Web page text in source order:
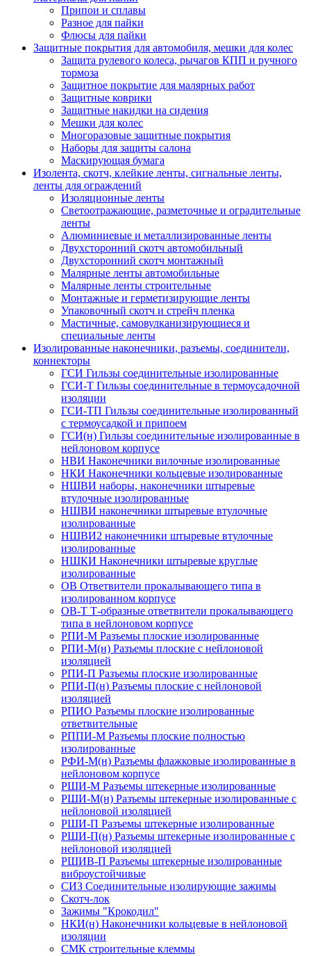
Припои и сплавы
Разное для пайки
Флюсы для пайки
Защитные покрытия для автомобиля, мешки для колес
Защита рулевого колеса, рычагов КПП и ручного
тормоза
Защитное покрытие для малярных работ
Защитные коврики
Защитные накидки на сидения
Мешки для колес
Многоразовые защитные покрытия
Наборы для защиты салона
Маскирующая бумага
Изолента, скотч, клейкие ленты, сигнальные ленты,
ленты для ограждений
Изоляционные ленты
Светоотражающие, разметочные и оградительные
ленты
Алюминиевые и металлизированные ленты
Двухсторонний скотч автомобильный
Двухсторонний скотч монтажный
Малярные ленты автомобильные
Малярные ленты строительные
Монтажные и герметизирующие ленты
Упаковочный скотч и стрейч пленка
Мастичные, самовулканизирующиеся и
специальные ленты
Изолированные наконечники, разъемы, соединители,
коннекторы
ГСИ Гильзы соединительные изолированные
ГСИ-Т Гильзы соединительные в термоусадочной
изоляции
ГСИ-ТП Гильзы соединительные изолированный
с термоусадкой и припоем
ГСИ(н) Гильзы соединительные изолированные в
нейлоновом корпусе
НВИ Наконечники вилочные изолированные
НКИ Наконечники кольцевые изолированные
НШВИ наборы, наконечники штыревые
втулочные изолированные
НШВИ наконечники штыревые втулочные
изолированные
НШВИ2 наконечники штыревые втулочные
изолированные
НШКИ Наконечники штыревые круглые
изолированные
ОВ Ответвители прокалывающего типа в
изолированном корпусе
ОВ-Т Т-образные ответвители прокалывающего
типа в нейлоновом корпусе
РПИ-М Разъемы плоские изолированные
РПИ-М(н) Разъемы плоские с нейлоновой
изоляцией
РПИ-П Разъемы плоские изолированные
РПИ-П(н) Разъемы плоские с нейлоновой
изоляцией
РПИО Разъемы плоские изолированные
ответвительные
РППИ-М Разъемы плоские полностью
изолированные
РФИ-М(н) Разъемы флажковые изолированные в
нейлоновом корпусе
РШИ-М Разъемы штекерные изолированные
РШИ-М(н) Разъемы штекерные изолированные с
нейлоновой изоляцией
РШИ-П Разъемы штекерные изолированные
РШИ-П(н) Разъемы штекерные изолированные с
нейлоновой изоляцией
РШИВ-П Разъемы штекерные изолированные
виброустойчивые
СИЗ Соединительные изолирующие зажимы
Скотч-лок
Зажимы "Крокодил"
НКИ(н) Наконечники кольцевые в нейлоновой
изоляции
СМК строительные клеммы